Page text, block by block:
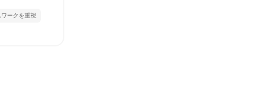
ークを重視